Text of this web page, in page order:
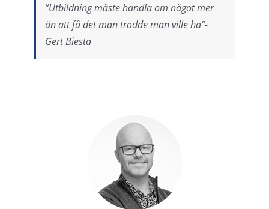
”Utbildning måste handla om något mer
än att få det man trodde man ville ha”-
Gert Biesta